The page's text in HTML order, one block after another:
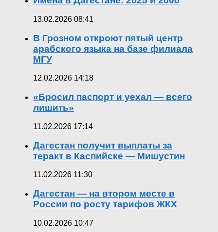
13.02.2026 08:41
В Грозном откроют пятый центр
арабского языка на базе филиала
МГУ
12.02.2026 14:18
«Бросил паспорт и уехал — всего
лишить»
11.02.2026 17:14
Дагестан получит выплаты за
теракт в Каспийске — Мишустин
11.02.2026 11:30
Дагестан — на втором месте в
России по росту тарифов ЖКХ
10.02.2026 10:47